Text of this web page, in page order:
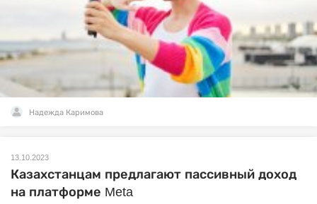
Надежда Каримова
13.10.2023
Казахстанцам предлагают пассивный доход
на платформе Meta